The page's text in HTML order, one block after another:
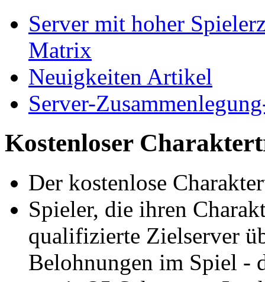
Server mit hoher
Matrix
Neuigkeiten Artikel
Server-
Kostenloser
Der kostenlose
Spieler, die ihren
qualifizierte Zielserver
Belohnungen im Spiel -